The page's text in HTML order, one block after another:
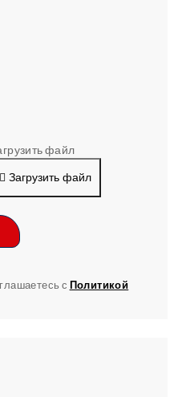
файл
Загрузить файл
с Политикой